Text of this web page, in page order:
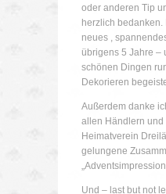
oder anderen Tip
herzlich bedanken.
neues ,
übrigens 5 Jahre –
schönen Dingen
Dekorieren
Außerdem danke
allen Händlern und
Heimatverein
gelungene
Und – last but not